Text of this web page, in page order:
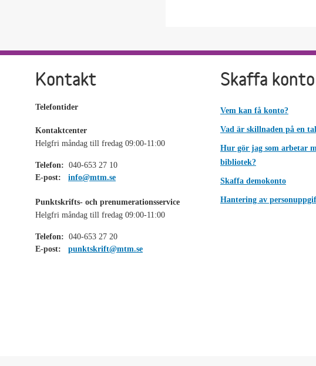
Kontakt
Telefontider
Kontaktcenter
Helgfri måndag till fredag 09:00-11:00
Telefon: 040-653 27 10
E-post:
info@mtm.se
Punktskrifts- och prenumerationsservice
Helgfri måndag till fredag 09:00-11:00
Telefon: 040-653 27 20
E-post:
punktskrift@mtm.se
Skaffa konto
Vem kan få konto?
Vad är skillnaden på en
Hur gör jag som arbetar
bibliotek?
Skaffa demokonto
Hantering av